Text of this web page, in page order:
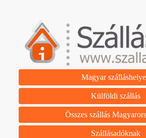
Magyar
Külföldi szállás
Összes szállás
Szállásadóknak